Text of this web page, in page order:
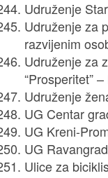
Udruženje
Udruženje za
razvijenim
Udruženje za
“Prosperitet”
Udruženje
UG Centar
UG Kreni-
UG Ravangrad
Ulice za